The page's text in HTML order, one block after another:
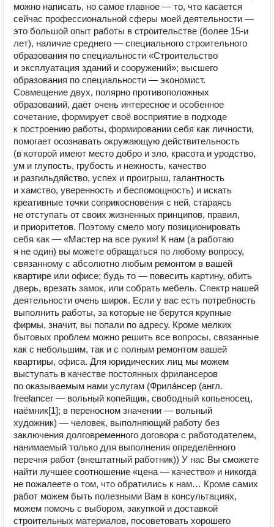
можно написать, но самое главное — то, что касается
сейчас профессиональной сферы моей деятельности —
это большой опыт работы в строительстве (более 15-и
лет), наличие среднего — специального строительного
образования по специальности «Строительство
и эксплуатация зданий и сооружений»; высшего
образования по специальности — экономист.
Совмещение двух, полярно противоположных
образований, даёт очень интересное и особенное
сочетание, формирует своё восприятие в подходе
к построению работы, формировании себя как личности,
помогает осознавать окружающую действительность
(в которой имеют место добро и зло, красота и уродство,
ум и глупость, грубость и нежность, качество
и разгильдяйство, успех и проигрыш, галантность
и хамство, уверенность и беспомощность) и искать
креативные точки соприкосновения с ней, стараясь
не отступать от своих жизненных принципов, правил,
и приоритетов. Поэтому смело могу позиционировать
себя как — «Мастер на все руки»! К нам (а работаю
я не один) вы можете обращаться по любому вопросу,
связанному с абсолютно любым ремонтом в вашей
квартире или офисе; будь то — повесить картину, обить
дверь, врезать замок, или собрать мебель. Спектр нашей
деятельности очень широк. Если у вас есть потребность
выполнить работы, за которые не берутся крупные
фирмы, значит, вы попали по адресу. Кроме мелких
бытовых проблем можно решить все вопросы, связанные
как с небольшим, так и с полным ремонтом вашей
квартиры, офиса. Для юридических лиц мы можем
выступать в качестве постоянных фрилансеров
по оказываемым нами услугам (Фрила́нсер (англ.
freelancer — вольный копейщик, свободный копьеносец,
наёмник[1]; в переносном значении — вольный
художник) — человек, выполняющий работу без
заключения долговременного договора с работодателем,
нанимаемый только для выполнения определённого
перечня работ (внештатный работник)) У нас Вы сможете
найти лучшее соотношение «цена — качество» и никогда
не пожалеете о том, что обратились к нам… Кроме самих
работ можем быть полезными Вам в консультациях,
можем помочь с выбором, закупкой и доставкой
строительных материалов, посоветовать хорошего